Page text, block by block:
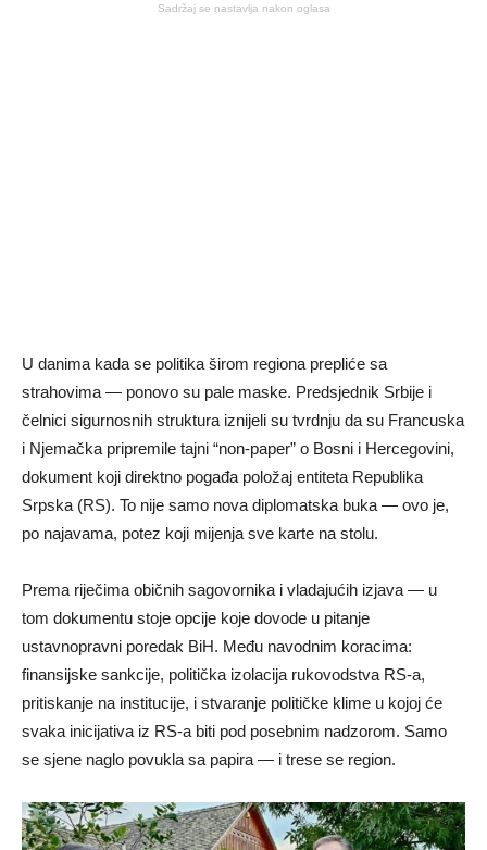
Sadržaj se nastavlja nakon oglasa
U danima kada se politika širom regiona prepliće sa
strahovima — ponovo su pale maske. Predsjednik Srbije i
čelnici sigurnosnih struktura iznijeli su tvrdnju da su Francuska
i Njemačka pripremile tajni “non-paper” o Bosni i Hercegovini,
dokument koji direktno pogađa položaj entiteta Republika
Srpska (RS). To nije samo nova diplomatska buka — ovo je,
po najavama, potez koji mijenja sve karte na stolu.
Prema riječima običnih sagovornika i vladajućih izjava — u
tom dokumentu stoje opcije koje dovode u pitanje
ustavnopravni poredak BiH. Među navodnim koracima:
finansijske sankcije, politička izolacija rukovodstva RS-a,
pritiskanje na institucije, i stvaranje političke klime u kojoj će
svaka inicijativa iz RS-a biti pod posebnim nadzorom. Samo
se sjene naglo povukla sa papira — i trese se region.